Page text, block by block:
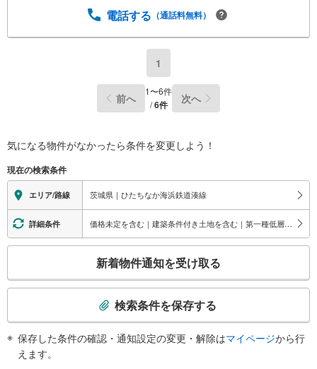
電話する （通話料無料）
1
前へ 1〜6件
/6件 次へ
気になる物件がなかったら条件を変更しよう！
現在の検索条件
エリア/路線 茨城県｜ひたちなか海浜鉄道湊線
詳細条件 価格未定を含む｜建築条件付き土地を含む｜第一種低層住居専用地域
検
新着物件通知を受け取る
検索条件を保存する
保存した条件の確認・通知設定の変更・解除はマイページから行
えます。